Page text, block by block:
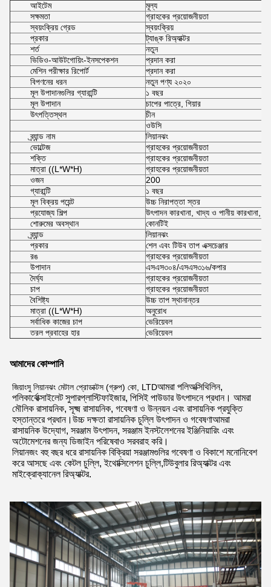
আইটেম
মূল্য
সক্ষমতা
গ্রাহকের প্রয়োজনীয়তা
স্বয়ংক্রিয় গ্রেড
স্বয়ংক্রিয়
প্রকার
ট্যাঙ্ক রিঅ্যাক্টর
শর্ত
নতুন
ভিডিও-আউটগোয়িং-ইনসপেকশন
প্রদান করা
মেশিন পরীক্ষার রিপোর্ট
প্রদান করা
বিপণনের ধরন
নতুন পণ্য ২০২০
মূল উপাদানগুলির গ্যারান্টি
১ বছর
মূল উপাদান
চাপের পাত্রে, গিয়ার
উৎপত্তিস্থল
চীন
ওউসি
ব্র্যান্ড নাম
লিয়ানঝং
ভোল্টেজ
গ্রাহকের প্রয়োজনীয়তা
শক্তি
গ্রাহকের প্রয়োজনীয়তা
মাত্রা ((L*W*H)
গ্রাহকের প্রয়োজনীয়তা
ওজন
200
গ্যারান্টি
১ বছর
মূল বিক্রয় পয়েন্ট
উচ্চ নিরাপত্তা স্তর
প্রযোজ্য শিল্প
উৎপাদন কারখানা, খাদ্য ও পানীয় কারখানা,
শোরুমের অবস্থান
কোনটিই
ব্র্যান্ড
লিয়ানঝং
প্রকার
শেল এবং টিউব তাপ এক্সচেঞ্জার
রঙ
গ্রাহকের প্রয়োজনীয়তা
উপাদান
এসএস৩০৪/এসএস৩১৬/কপার
দৈর্ঘ্য
গ্রাহকের প্রয়োজনীয়তা
চাপ
গ্রাহকের প্রয়োজনীয়তা
বৈশিষ্ট্য
উচ্চ তাপ স্থানান্তর
মাত্রা ((L*W*H)
অনুরোধ
সর্বাধিক কাজের চাপ
ভেরিয়েবল
তরল প্রবাহের হার
ভেরিয়েবল
আমাদের কোম্পানি
জিয়াংসু লিয়ানঝং মেটাল প্রোডাক্টস (গ্রুপ) কো, LTDআমরা পলিঅক্সিথিলিন,
পলিকার্বোক্সাইলেট সুপারপ্লাস্টিফাইজার, পিসিই পাউডার উৎপাদনে প্রধান। আমরা
মৌলিক রাসায়নিক, সূক্ষ্ম রাসায়নিক, গবেষণা ও উন্নয়ন এবং রাসায়নিক প্রযুক্তি
হস্তান্তরে প্রধান।উচ্চ দক্ষতা রাসায়নিক চুল্লি উৎপাদন ও গবেষণাআমরা
রাসায়নিক উদ্যোগ, সরঞ্জাম উৎপাদন, সরঞ্জাম ইনস্টলেশনের ইঞ্জিনিয়ারিং এবং
অটোমেশনের জন্য ডিজাইন পরিষেবাও সরবরাহ করি।
লিয়ানজং বহু বছর ধরে রাসায়নিক বিক্রিয়া সরঞ্জামগুলির গবেষণা ও বিকাশে মনোনিবেশ
করে আসছে এবং কেটল চুল্লি, ইথোক্সিলেশন চুল্লি,টিউবুলার রিঅ্যাক্টর এবং
মাইক্রোক্যানেল রিঅ্যাক্টর.